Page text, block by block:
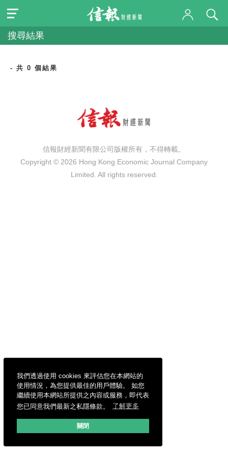
我們透過使用 cookies 來評估您在本網站的
使用情況，為您提供最佳的用戶體驗。 如您
繼續使用本網站所提供之內容或服務，即代表
您已同意我們最新之私隱條款。
了解更多
關閉
搜尋結果
- 共 0 個結果
信報財經新聞有限公司版權所有，不得轉載。
Copyright © 2026 Hong Kong Economic Journal Company
Limited. All rights reserved.